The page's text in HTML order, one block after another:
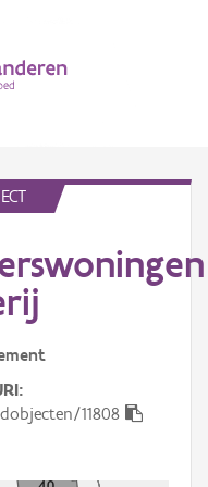
11808